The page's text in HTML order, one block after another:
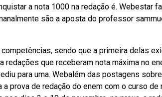
a nota 1000 na redação é. Webestar
são a aposta do professor
sendo que a primeira delas
redações que receberam nota máxima no
para uma. Webalém das postagens
prova de redação do enem com o curso de